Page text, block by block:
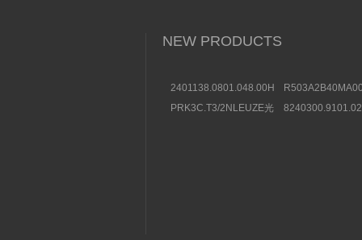
NEW PRODUCTS
2401138.0801.048.00HERION
数据
PRK3C.T3/2NLEUZE光